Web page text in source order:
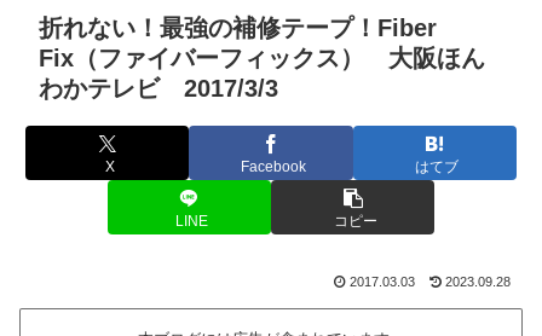
折れない！最強の補修テープ！Fiber
Fix（ファイバーフィックス） 大阪ほん
わかテレビ 2017/3/3
X Facebook はてブ
LINE コピー
2017.03.03 2023.09.28